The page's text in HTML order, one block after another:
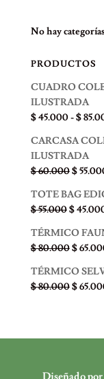
$ 40.000.
No hay
PRODUCTOS
CUADRO
ILUSTRADA
$45.000-$
CARCASA
ILUSTRADA
$60.000El
original
era:
$
$
TOTE BAG
$55.000El
original
era:
$
$
TÉRMICO
$80.000El
original
era:
$
TÉRMICO
$80.000El
$
$
Diseñado